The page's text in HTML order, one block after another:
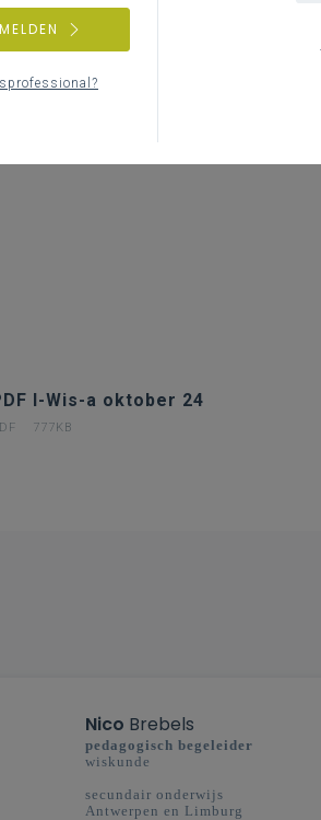
I-Wis-a oktober 24
777KB
Nico Brebels
pedagogisch begeleider
wiskunde
secundair onderwijs
Antwerpen en Limburg